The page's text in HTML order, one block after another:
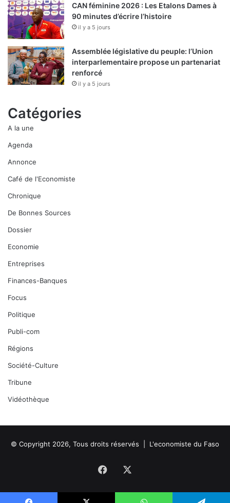
CAN féminine 2026 : Les Etalons Dames à
90 minutes d’écrire l’histoire
il y a 5 jours
Assemblée législative du peuple: l’Union
interparlementaire propose un partenariat
renforcé
il y a 5 jours
Catégories
A la une
Agenda
Annonce
Café de l'Economiste
Chronique
De Bonnes Sources
Dossier
Economie
Entreprises
Finances-Banques
Focus
Politique
Publi-com
Régions
Société-Culture
Tribune
Vidéothèque
© Copyright 2026, Tous droits réservés | L'economiste du Faso
Facebook